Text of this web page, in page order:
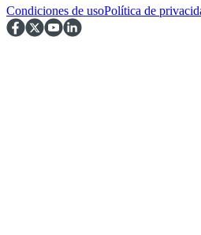
Condiciones de usoPolítica de